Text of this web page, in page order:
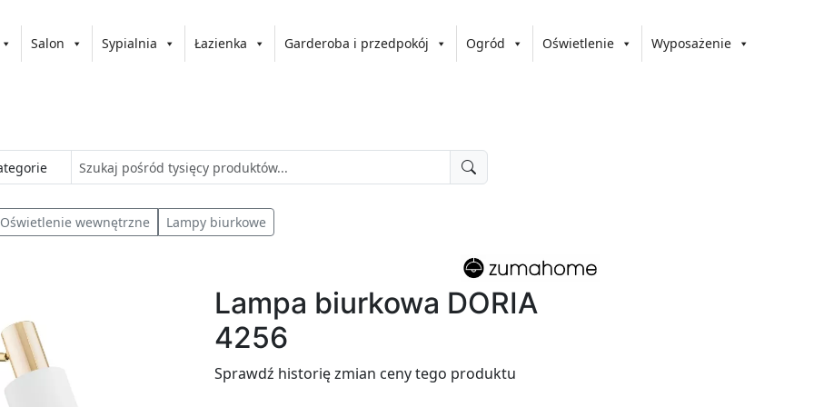
Salon Sypialnia Łazienka Garderoba i przedpokój Ogród Oświetlenie Wyposażenie
Oświetlenie wewnętrzne Lampy biurkowe
Lampa biurkowa DORIA
4256
Sprawdź historię zmian ceny tego produktu